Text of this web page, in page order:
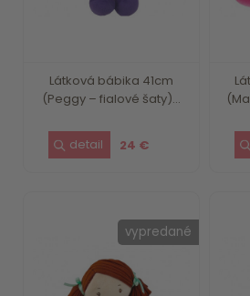
Látková bábika 41cm
(Peggy – fialové šaty)...
24 €
vypredané